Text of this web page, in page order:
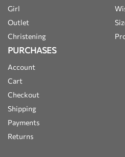
Girl
Outlet
Christening
PURCHASES
Account
Cart
Checkout
Shipping
Payments
Returns